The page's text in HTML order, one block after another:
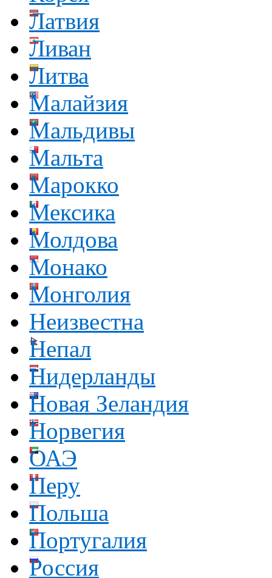
Латвия
Ливан
Литва
Малайзия
Мальдивы
Мальта
Марокко
Мексика
Молдова
Монако
Монголия
Неизвестна
Непал
Нидерланды
Новая Зеландия
Норвегия
ОАЭ
Перу
Польша
Португалия
Россия